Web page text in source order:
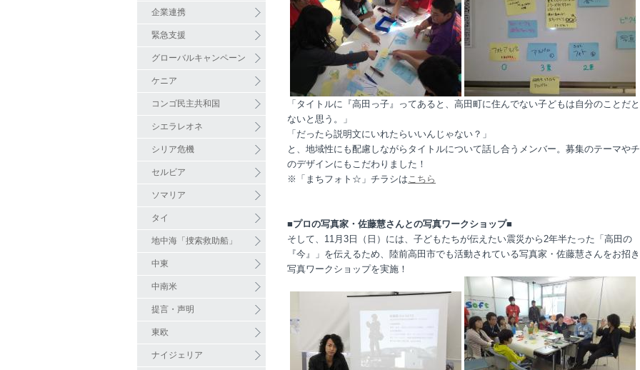
企業連携
緊急支援
グローバルキャンペーン
ケニア
コンゴ民主共和国
シエラレオネ
シリア危機
セルビア
ソマリア
タイ
地中海「捜索救助船」
中東
中南米
提言・声明
東欧
ナイジェリア
「タイトルに『高田っ子』ってあると、高田町に住んでない子どもは自分のことだ
ないと思う。」
「だったら説明文にいれたらいいんじゃない？」
と、地域性にも配慮しながらタイトルについて話し合うメンバー。募集のテーマや
のデザインにもこだわりました！
※「まちフォト☆」チラシはこちら
■プロの写真家・佐藤慧さんとの写真ワークショップ■
そして、11月3日（日）には、子どもたちが伝えたい震災から2年半たった「高田の
『今』」を伝えるため、陸前高田市でも活動されている写真家・佐藤慧さんをお招
写真ワークショップを実施！